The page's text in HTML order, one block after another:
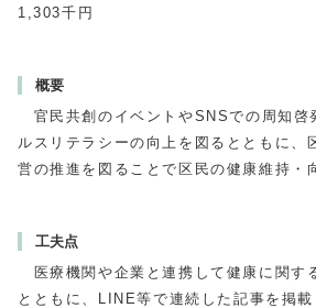
1,303千円
概要
官民共創のイベントやSNSでの周知啓
ルスリテラシーの向上を図るとともに、
営の推進を図ることで区民の健康維持・
工夫点
医療機関や企業と連携して健康に関す
とともに、LINE等で連続した記事を掲